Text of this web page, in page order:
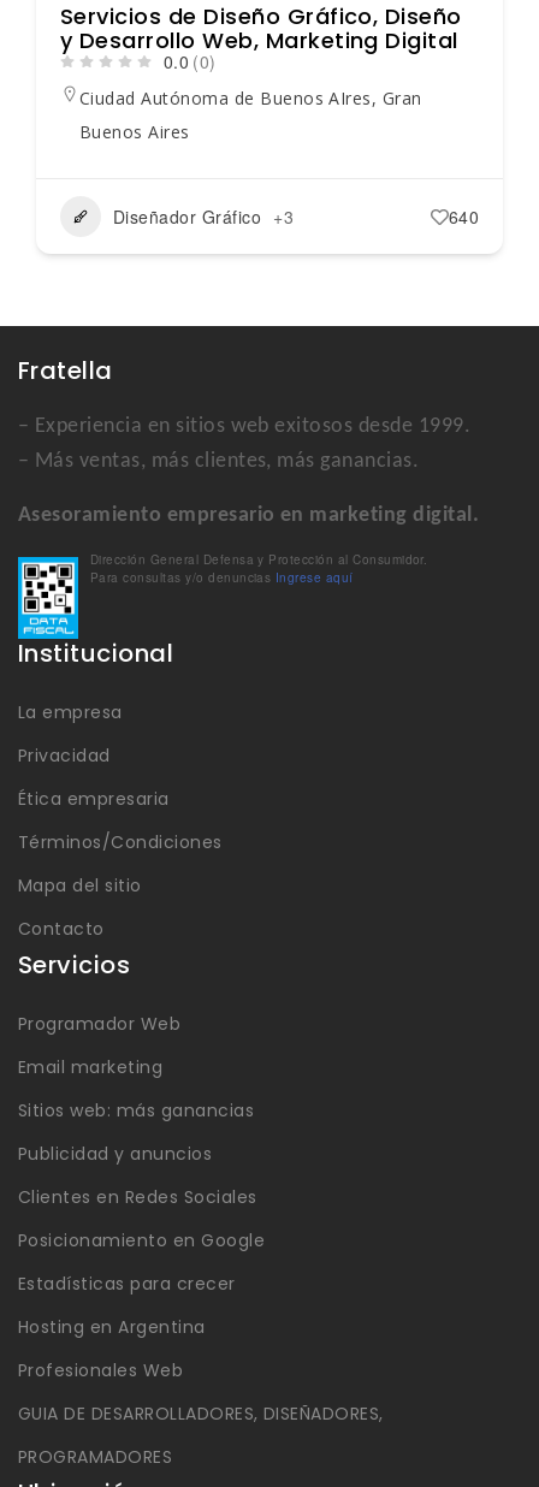
Servicios de Diseño Gráfico, Diseño
y Desarrollo Web, Marketing Digital
0.0 (0)
Ciudad Autónoma de Buenos AIres, Gran
Buenos Aires
Diseñador Gráfico +3 640
Fratella
– Experiencia en sitios web exitosos desde 1999.
– Más ventas, más clientes, más ganancias.
Asesoramiento empresario en marketing digital.
Dirección General Defensa y Protección al Consumidor.
Para consultas y/o denuncias Ingrese aquí
Institucional
La empresa
Privacidad
Ética empresaria
Términos/Condiciones
Mapa del sitio
Contacto
Servicios
Programador Web
Email marketing
Sitios web: más ganancias
Publicidad y anuncios
Clientes en Redes Sociales
Posicionamiento en Google
Estadísticas para crecer
Hosting en Argentina
Profesionales Web
GUIA DE DESARROLLADORES, DISEÑADORES,
PROGRAMADORES